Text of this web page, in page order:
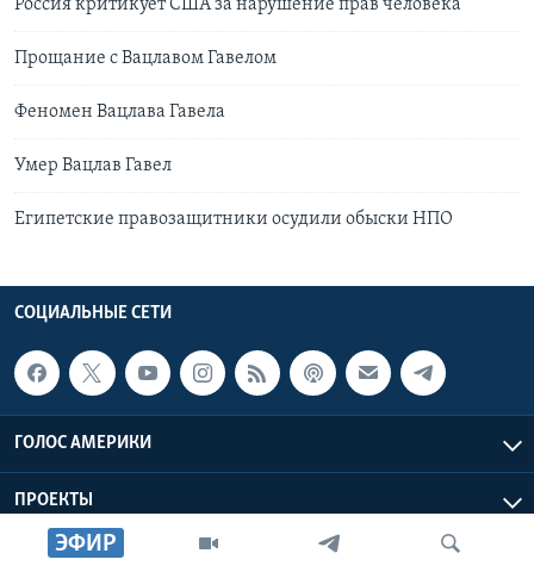
ЭФИР
Россия критикует США за нарушение прав человека
Прощание с Вацлавом Гавелом
Феномен Вацлава Гавела
Умер Вацлав Гавел
Египетские правозащитники осудили обыски НПО
СОЦИАЛЬНЫЕ СЕТИ
ГОЛОС АМЕРИКИ
ПРОЕКТЫ